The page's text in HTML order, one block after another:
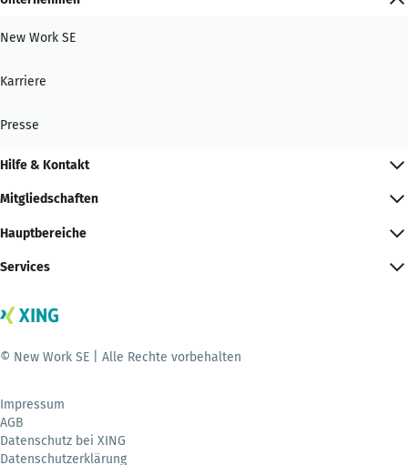
New Work SE
Karriere
Presse
Hilfe & Kontakt
Mitgliedschaften
Hauptbereiche
Services
© New Work SE | Alle Rechte vorbehalten
Impressum
AGB
Datenschutz bei XING
Datenschutzerklärung